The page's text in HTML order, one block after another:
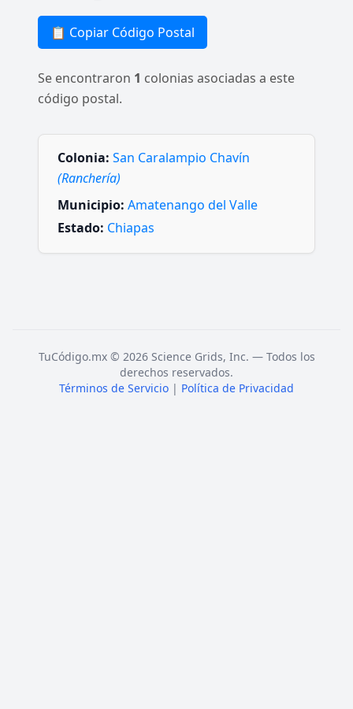
📋 Copiar Código Postal
Se encontraron 1 colonias asociadas a este
código postal.
Colonia: San Caralampio Chavín
(Ranchería)
Municipio: Amatenango del Valle
Estado: Chiapas
TuCódigo.mx © 2026 Science Grids, Inc. — Todos los
derechos reservados.
Términos de Servicio | Política de Privacidad